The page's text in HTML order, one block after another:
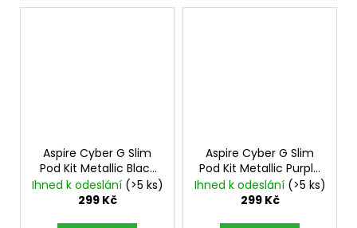
Aspire Cyber G Slim
Pod Kit Metallic Black
Elektronická cigareta
Ihned k odeslání (>5 ks)
299 Kč
Aspire Cyber G Slim
Pod Kit Metallic Purple
Elektronická cigareta
Ihned k odeslání (>5 ks)
299 Kč